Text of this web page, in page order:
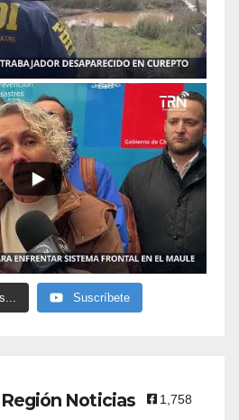
Suscríbete
Noticias 1,758